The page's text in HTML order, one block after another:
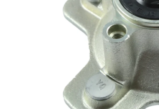
mediją 0 modalyje